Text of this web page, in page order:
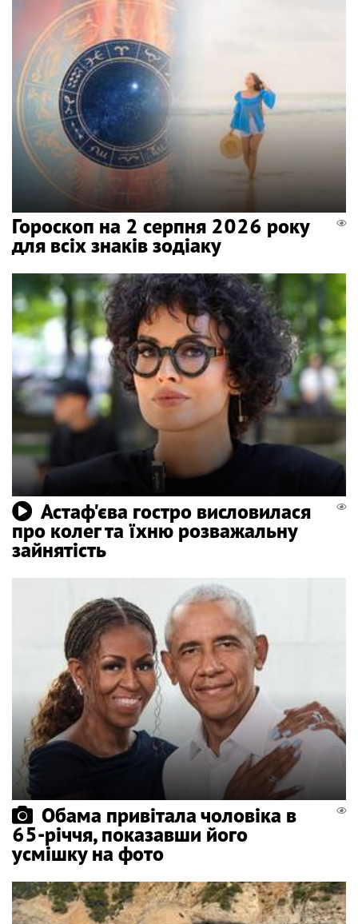
Гороскоп на 2 серпня 2026 року
для всіх знаків зодіаку
Астаф'єва гостро висловилася
про колег та їхню розважальну
зайнятість
Обама привітала чоловіка в
65-річчя, показавши його
усмішку на фото